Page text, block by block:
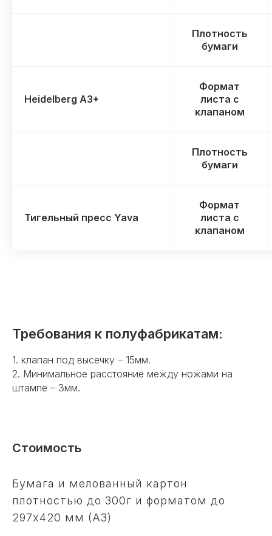
Плотность
бумаги
Heidelberg A3+
Формат
листа с
клапаном
Плотность
бумаги
Тигельный пресс Yava
Формат
листа с
клапаном
Требования к полуфабрикатам:
1. клапан под высечку – 15мм.
2. Минимальное расстояние между ножами на
штампе – 3мм.
Стоимость
Бумага и мелованный картон
плотностью до 300г и форматом до
297х420 мм (А3)